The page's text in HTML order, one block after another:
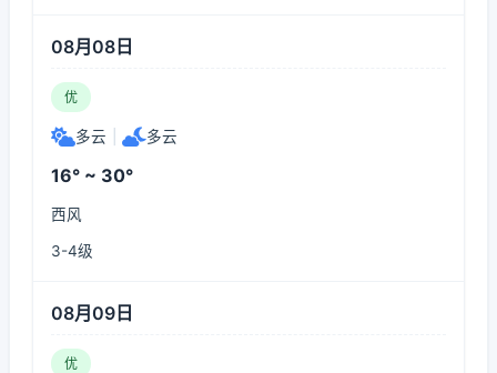
08月08日
优
多云 多云
16° ~ 30°
西风
3-4级
08月09日
优